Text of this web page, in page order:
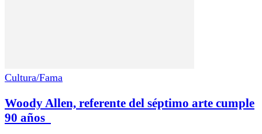
Cultura/Fama
Woody Allen, referente del séptimo arte cumple
90 años